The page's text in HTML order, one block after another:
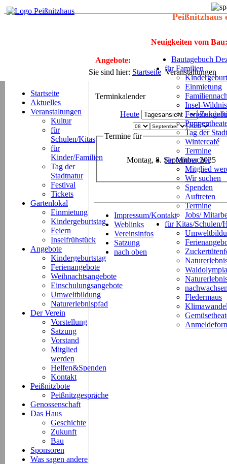
Peißnitzhaus
Neuigkeiten vom Bau:
Bautagebuch
für Familien
Einmietung
Insel-
Tag der
Wintercafé
Termine
für Mitmacher
Mitglied
Wir suchen
Spenden
Auftreten
Termine
Jobs/
für Kitas/Schulen/
Fledermaus
Angebote:
Sie sind hier: Startseite Veranstaltungen
Startseite
Aktuelles
Veranstaltungen
Kultur
für
Schulen/Kitas
für
Kinder/Familien
Tag der
Stadtnatur
Festival
Tickets
Gartenlokal
Einmietung
Kindergeburtstag
Feiern
Inselfrühstück
Angebote
Kindergeburtstag
Ferienangebote
Weihnachtsangebote
Einschulungsangebote
Umweltbildung
Naturerlebnispfad
Der Verein
Vorstellung
Satzung
Vorstand
Mitglied
werden
Helfen&Spenden
Kontakt
Peißnitzbote
Peißnitzgespräche
Genossenschaft
Das Haus
Geschichte
Zukunft
Bau
Sponsoren
Was sagen andere
Terminkalender
Heute
Termine für
Montag, 8. September 2025
Impressum/Kontakt
Weblinks
Vereinsinfos
Satzung
nach oben